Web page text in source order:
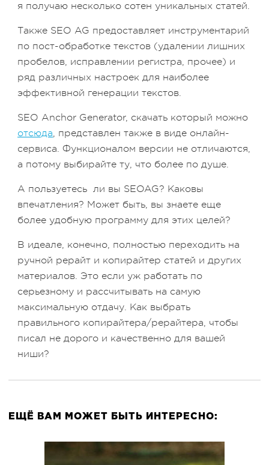
я получаю несколько сотен уникальных статей.
Также SEO AG предоставляет инструментарий
по пост-обработке текстов (удалении лишних
пробелов, исправлении регистра, прочее) и
ряд различных настроек для наиболее
эффективной генерации текстов.
SEO Anchor Generator, скачать который можно
отсюда, представлен также в виде онлайн-
сервиса. Функционалом версии не отличаются,
а потому выбирайте ту, что более по душе.
А пользуетесь ли вы SEOAG? Каковы
впечатления? Может быть, вы знаете еще
более удобную программу для этих целей?
В идеале, конечно, полностью переходить на
ручной рерайт и копирайтер статей и других
материалов. Это если уж работать по
серьезному и рассчитывать на самую
максимальную отдачу. Как выбрать
правильного копирайтера/рерайтера, чтобы
писал не дорого и качественно для вашей
ниши?
ЕЩЁ ВАМ МОЖЕТ БЫТЬ ИНТЕРЕСНО: